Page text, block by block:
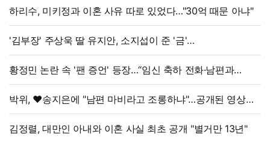
하리수, 미키정과 이혼 사유 따로 있었다…"30억 때문 아냐"
'김부장' 주상욱 딸 유지안, 소지섭이 준 '금'
방치했다…"비누인 줄"
황정민 논란 속 '팬 증언' 등장…“임신 축하 전화·남편과
식사도”
박위, ♥송지은에 "남편 마비라고 조롱하냐"…공개된 영상
보니
김정렬, 대만인 아내와 이혼 사실 최초 공개 "별거만 13년"